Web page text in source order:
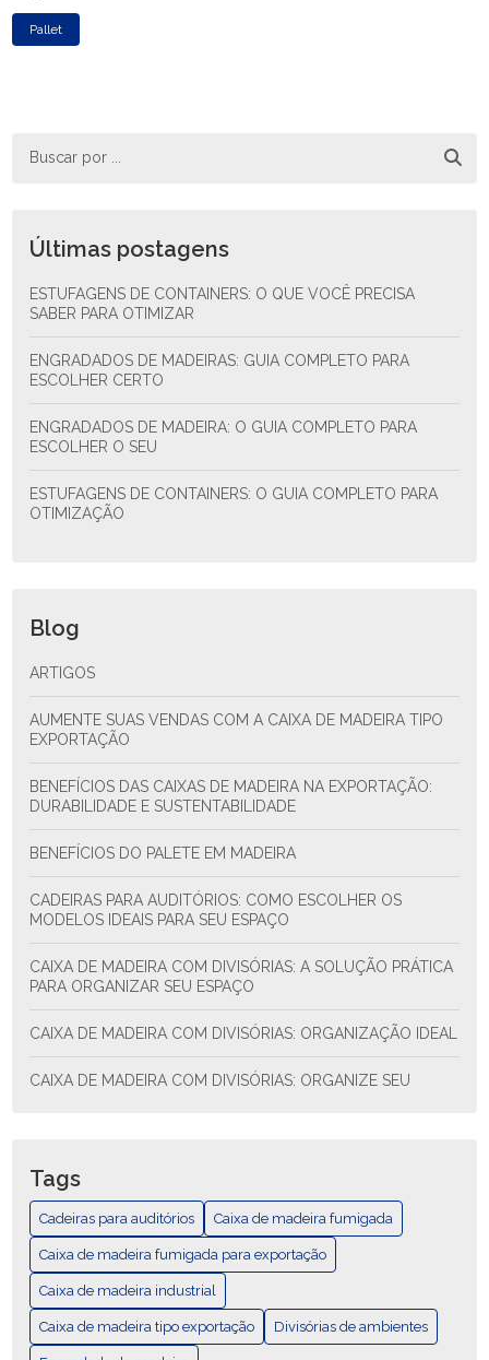
Pallet
Últimas postagens
ESTUFAGENS DE CONTAINERS: O QUE VOCÊ PRECISA
SABER PARA OTIMIZAR
ENGRADADOS DE MADEIRAS: GUIA COMPLETO PARA
ESCOLHER CERTO
ENGRADADOS DE MADEIRA: O GUIA COMPLETO PARA
ESCOLHER O SEU
ESTUFAGENS DE CONTAINERS: O GUIA COMPLETO PARA
OTIMIZAÇÃO
Blog
ARTIGOS
AUMENTE SUAS VENDAS COM A CAIXA DE MADEIRA TIPO
EXPORTAÇÃO
BENEFÍCIOS DAS CAIXAS DE MADEIRA NA EXPORTAÇÃO:
DURABILIDADE E SUSTENTABILIDADE
BENEFÍCIOS DO PALETE EM MADEIRA
CADEIRAS PARA AUDITÓRIOS: COMO ESCOLHER OS
MODELOS IDEAIS PARA SEU ESPAÇO
CAIXA DE MADEIRA COM DIVISÓRIAS: A SOLUÇÃO PRÁTICA
PARA ORGANIZAR SEU ESPAÇO
CAIXA DE MADEIRA COM DIVISÓRIAS: ORGANIZAÇÃO IDEAL
CAIXA DE MADEIRA COM DIVISÓRIAS: ORGANIZE SEU
PARA ORGANIZAR SEU ESPAÇO
CAIXA DE MADEIRA EXPORTAÇÃO: COMO ESCOLHER E AS
MELHORES PRÁTICAS
CAIXA DE MADEIRA EXPORTAÇÃO: GUÍA COMPLETA
CAIXA DE MADEIRA FUMIGADA PARA EXPORTAÇÃO
Tags
Cadeiras para auditórios Caixa de madeira fumigada
Caixa de madeira fumigada para exportação
Caixa de madeira industrial
Caixa de madeira tipo exportação Divisórias de ambientes